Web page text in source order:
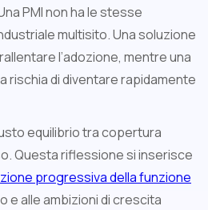
PMI non ha le stesse
multisito. Una soluzione
l’adozione, mentre una
rischia di diventare rapidamente
equilibrio tra copertura
Questa riflessione si inserisce
progressiva della funzione
e alle ambizioni di crescita